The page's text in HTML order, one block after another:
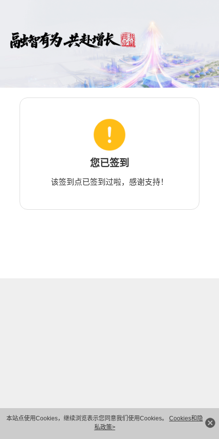
本站点使用Cookies，继续浏览表示您同意我们使用Cookies。 Cookies和隐
私政策>
您已签到
该签到点已签到过啦，感谢支持！